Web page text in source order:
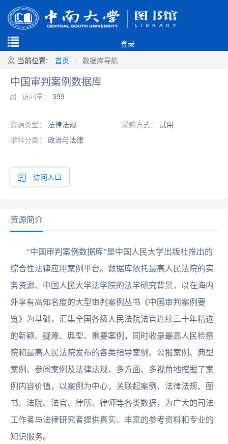
登录
当前位置:
首页 数据库导航
中国审判案例数据库
访问量： 399
资源类型： 法律法规 采购方式： 试用
学科分类： 政治与法律
访问入口
资源简介
“中国审判案例数据库”是中国人民大学出版社推出的
综合性法律应用案例平台。数据库依托最高人民法院的实
务资源、中国人民大学法学院的法学研究背景，以在海内
外享有高知名度的大型审判案例丛书《中国审判案例要
览》为基础，汇集全国各级人民法院法官连续三十年精选
的新颖、疑难、典型、重要案例，同时收录最高人民检察
院和最高人民法院发布的各类指导案例、公报案例、典型
案例、参阅案例及法律法规，多方面、多视角地挖掘了案
例内容价值，以案例为中心，关联起案例、法律法规、图
书、法院、法官、律所、律师等各类数据，为广大的司法
工作者与法律研究者提供真实、丰富的参考资料和专业的
知识服务。